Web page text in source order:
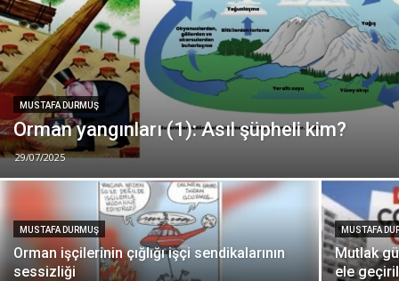
MUSTAFA DURMUŞ
Orman yangınları (1): Asıl şüpheli kim?
29/07/2025
MUSTAFA DURMUŞ
Orman işçilerinin çığlığı işçi sendikalarının
sessizliği
MUSTAFA
Mutlak
ele